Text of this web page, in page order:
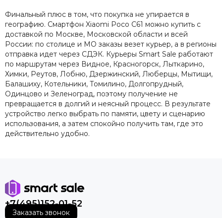
Финальный плюс в том, что покупка не упирается в
географию. Смартфон Xiaomi Poco C61 можно купить с
доставкой по Москве, Московской области и всей
России: по столице и МО заказы везет курьер, а в регионы
отправка идет через СДЭК. Курьеры Smart Sale работают
по маршрутам через Видное, Красногорск, Лыткарино,
Химки, Реутов, Лобню, Дзержинский, Люберцы, Мытищи,
Балашиху, Котельники, Томилино, Долгопрудный,
Одинцово и Зеленоград, поэтому получение не
превращается в долгий и неясный процесс. В результате
устройство легко выбрать по памяти, цвету и сценарию
использования, а затем спокойно получить там, где это
действительно удобно.
+7(495)152-01-52
Заказать звонок